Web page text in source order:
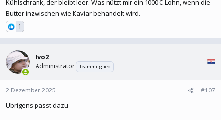
Kühlschrank, der bleibt leer. Was nützt mir ein 1000 €-Lohn, wenn die
Butter inzwischen wie Kaviar behandelt wird.
1
Ivo2
Administrator Teammitglied
2 Dezember 2025 #107
Übrigens passt dazu